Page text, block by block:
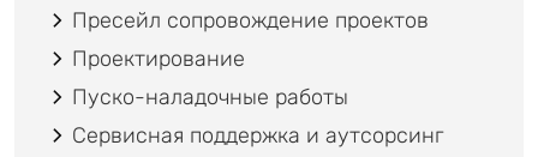
Пресейл сопровождение проектов
Проектирование
Пуско-наладочные работы
Сервисная поддержка и аутсорсинг